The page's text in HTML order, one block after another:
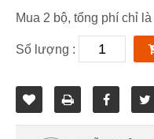
Mua 2 bộ, tổng phí chỉ là
Số lượng :